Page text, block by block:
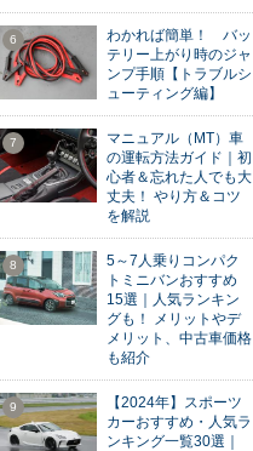
6
わかれば簡単！ バッ
テリー上がり時のジャ
ンプ手順【トラブルシ
ューティング編】
7
マニュアル（MT）車
の運転方法ガイド｜初
心者＆忘れた人でも大
丈夫！ やり方＆コツ
を解説
8
5～7人乗りコンパク
トミニバンおすすめ
15選｜人気ランキン
グも！ メリットやデ
メリット、中古車価格
も紹介
9
【2024年】スポーツ
カーおすすめ・人気ラ
ンキング一覧30選｜